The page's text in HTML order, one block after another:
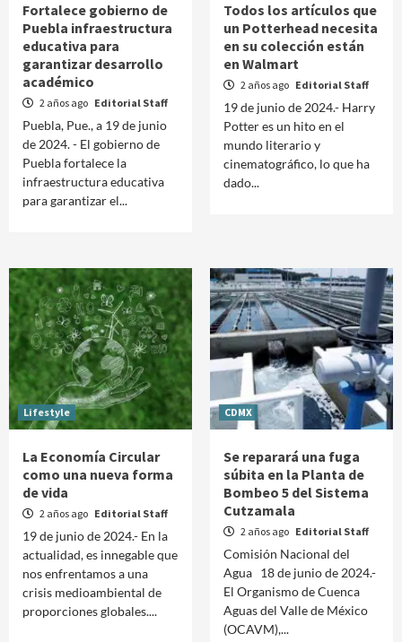
Fortalece gobierno de
Puebla infraestructura
educativa para
garantizar desarrollo
académico
2 años ago Editorial Staff
Puebla, Pue., a 19 de junio
de 2024. - El gobierno de
Puebla fortalece la
infraestructura educativa
para garantizar el...
Todos los artículos que
un Potterhead necesita
en su colección están
en Walmart
2 años ago Editorial Staff
19 de junio de 2024.- Harry
Potter es un hito en el
mundo literario y
cinematográfico, lo que ha
dado...
Lifestyle
La Economía Circular
como una nueva forma
de vida
2 años ago Editorial Staff
19 de junio de 2024.- En la
actualidad, es innegable que
nos enfrentamos a una
crisis medioambiental de
proporciones globales....
CDMX
Se reparará una fuga
súbita en la Planta de
Bombeo 5 del Sistema
Cutzamala
2 años ago Editorial Staff
Comisión Nacional del
Agua 18 de junio de 2024.-
El Organismo de Cuenca
Aguas del Valle de México
(OCAVM),...